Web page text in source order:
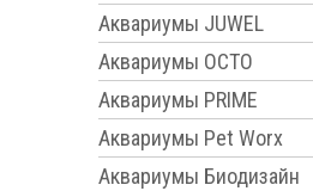
Аквариумы JUWEL
Аквариумы OCTO
Аквариумы PRIME
Аквариумы Pet Worx
Аквариумы Биодизайн